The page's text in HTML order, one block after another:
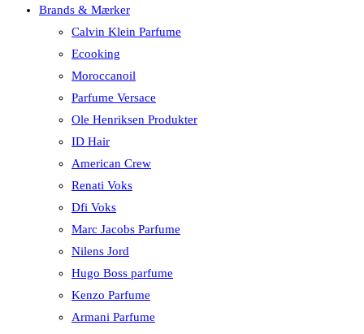
Brands & Mærker
Calvin Klein Parfume
Ecooking
Moroccanoil
Parfume Versace
Ole Henriksen Produkter
ID Hair
American Crew
Renati Voks
Dfi Voks
Marc Jacobs Parfume
Nilens Jord
Hugo Boss parfume
Kenzo Parfume
Armani Parfume